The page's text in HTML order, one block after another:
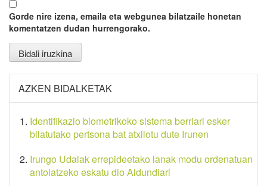
Gorde nire izena, emaila eta webgunea bilatzaile honetan
komentatzen dudan hurrengorako.
AZKEN BIDALKETAK
Identifikazio biometrikoko sistema berriari esker
bilatutako pertsona bat atxilotu dute Irunen
Irungo Udalak errepideetako lanak modu ordenatuan
antolatzeko eskatu dio Aldundiari